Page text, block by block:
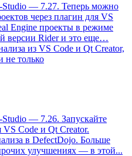
— 7.27. Теперь можно
через плагин для VS
Engine проекты в режиме
версии Rider и это еще…
из VS Code и Qt Creator,
не только
— 7.26. Запускайте
VS Code и Qt Creator.
в DefectDojo. Больше
улучшениях — в этой...